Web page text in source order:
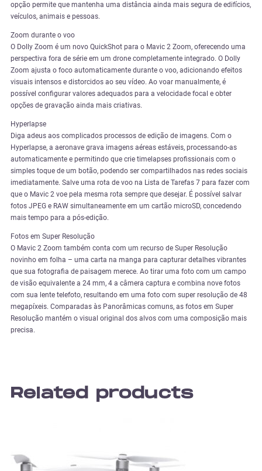
opção permite que mantenha uma distância ainda mais segura de edifícios,
veículos, animais e pessoas.
Zoom durante o voo
O Dolly Zoom é um novo QuickShot para o Mavic 2 Zoom, oferecendo uma
perspectiva fora de série em um drone completamente integrado. O Dolly
Zoom ajusta o foco automaticamente durante o voo, adicionando efeitos
visuais intensos e distorcidos ao seu vídeo. Ao voar manualmente, é
possível configurar valores adequados para a velocidade focal e obter
opções de gravação ainda mais criativas.
Hyperlapse
Diga adeus aos complicados processos de edição de imagens. Com o
Hyperlapse, a aeronave grava imagens aéreas estáveis, processando-as
automaticamente e permitindo que crie timelapses profissionais com o
simples toque de um botão, podendo ser compartilhados nas redes sociais
imediatamente. Salve uma rota de voo na Lista de Tarefas 7 para fazer com
que o Mavic 2 voe pela mesma rota sempre que desejar. É possível salvar
fotos JPEG e RAW simultaneamente em um cartão microSD, concedendo
mais tempo para a pós-edição.
Fotos em Super Resolução
O Mavic 2 Zoom também conta com um recurso de Super Resolução
novinho em folha – uma carta na manga para capturar detalhes vibrantes
que sua fotografia de paisagem merece. Ao tirar uma foto com um campo
de visão equivalente a 24 mm, 4 a câmera captura e combina nove fotos
com sua lente telefoto, resultando em uma foto com super resolução de 48
megapíxeis. Comparadas às Panorâmicas comuns, as fotos em Super
Resolução mantém o visual original dos alvos com uma composição mais
precisa.
Related products